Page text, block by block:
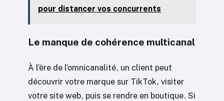
pour distancer vos concurrents
Le manque de cohérence multicanal
À l’ère de l’omnicanalité, un client peut
découvrir votre marque sur TikTok, visiter
votre site web, puis se rendre en boutique. Si